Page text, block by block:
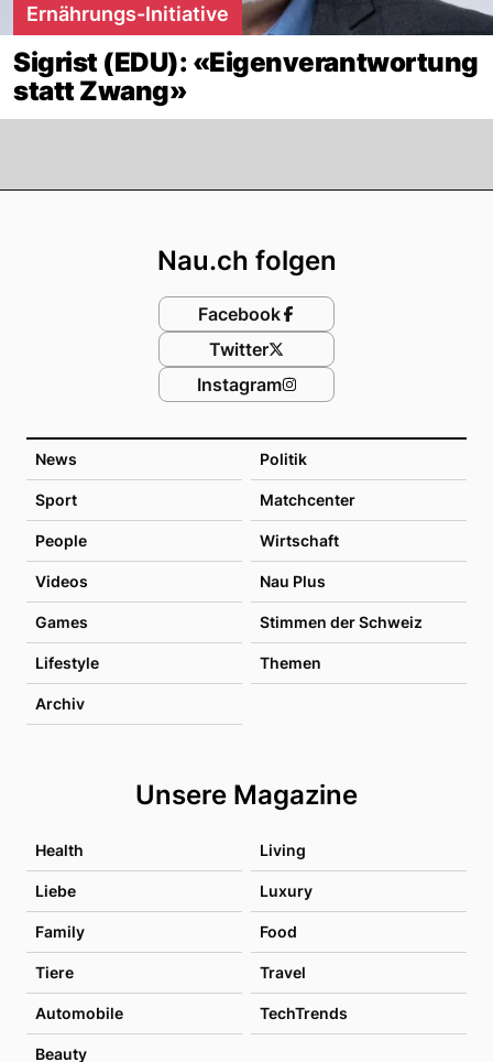
Ernährungs-Initiative
Sigrist (EDU): «Eigenverantwortung
statt Zwang»
News Politik
Sport Matchcenter
People Wirtschaft
Videos Nau Plus
Games Stimmen der Schweiz
Lifestyle Themen
Archiv
Unsere Magazine
Health Living
Liebe Luxury
Family Food
Tiere Travel
Automobile TechTrends
Beauty
Nau.ch folgen
Facebook
Twitter
Instagram